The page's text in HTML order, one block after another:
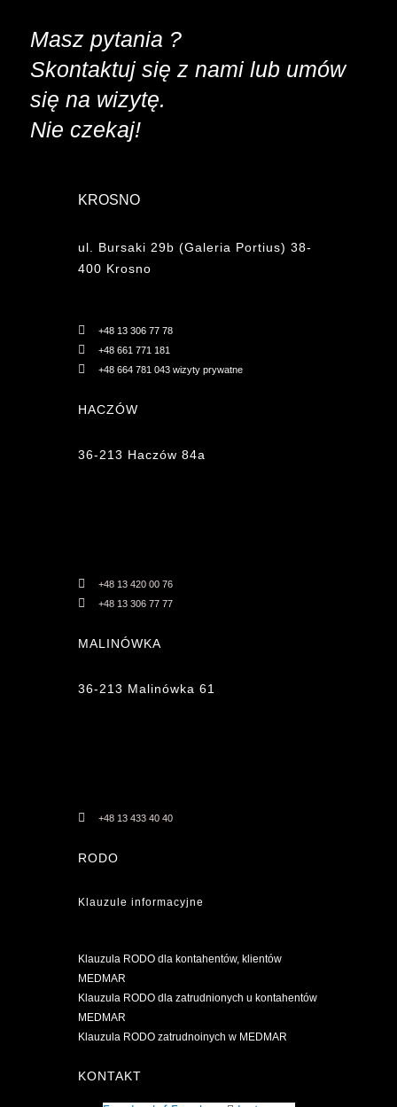
Masz pytania ?
Skontaktuj się z nami lub umów
się na wizytę.
Nie czekaj!
KROSNO
ul. Bursaki 29b (Galeria Portius) 38-
400 Krosno
+48 13 306 77 78
+48 661 771 181
+48 664 781 043 wizyty prywatne
HACZÓW
36-213 Haczów 84a
+48 13 420 00 76
+48 13 306 77 77
MALINÓWKA
36-213 Malinówka 61
+48 13 433 40 40
RODO
Klauzule informacyjne
Klauzula RODO dla kontahentów, klientów
MEDMAR
Klauzula RODO dla zatrudnionych u kontahentów
MEDMAR
Klauzula RODO zatrudnoinych w MEDMAR
KONTAKT